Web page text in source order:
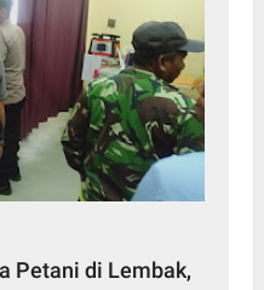
Petani di Lembak,